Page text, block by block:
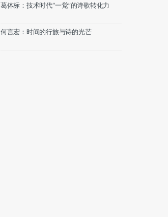
葛体标：技术时代“一觉”的诗歌转化力
何言宏：时间的行旅与诗的光芒